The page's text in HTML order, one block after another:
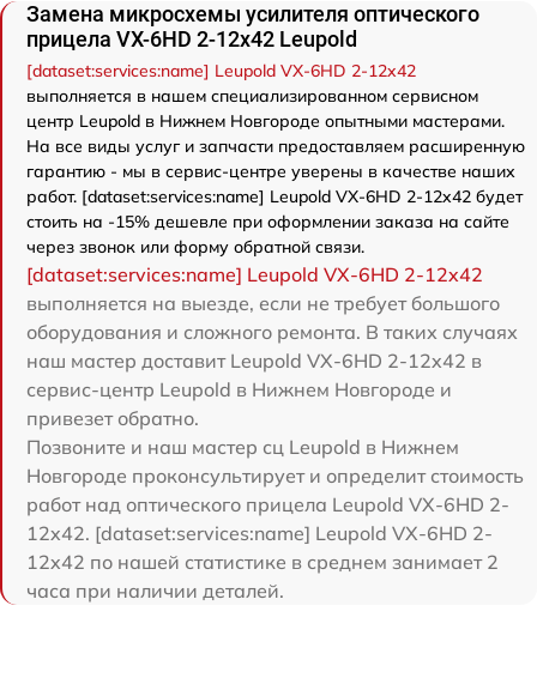
Замена микросхемы усилителя оптического
прицела VX-6HD 2-12x42 Leupold
[dataset:services:name] Leupold VX-6HD 2-12x42
выполняется в нашем специализированном сервисном
центр Leupold в Нижнем Новгороде опытными мастерами.
На все виды услуг и запчасти предоставляем расширенную
гарантию - мы в сервис-центре уверены в качестве наших
работ. [dataset:services:name] Leupold VX-6HD 2-12x42 будет
стоить на -15% дешевле при оформлении заказа на сайте
через звонок или форму обратной связи.
[dataset:services:name] Leupold VX-6HD 2-12x42
выполняется на выезде, если не требует большого
оборудования и сложного ремонта. В таких случаях
наш мастер доставит Leupold VX-6HD 2-12x42 в
сервис-центр Leupold в Нижнем Новгороде и
привезет обратно.
Позвоните и наш мастер сц Leupold в Нижнем
Новгороде проконсультирует и определит стоимость
работ над оптического прицела Leupold VX-6HD 2-
12x42. [dataset:services:name] Leupold VX-6HD 2-
12x42 по нашей статистике в среднем занимает 2
часа при наличии деталей.